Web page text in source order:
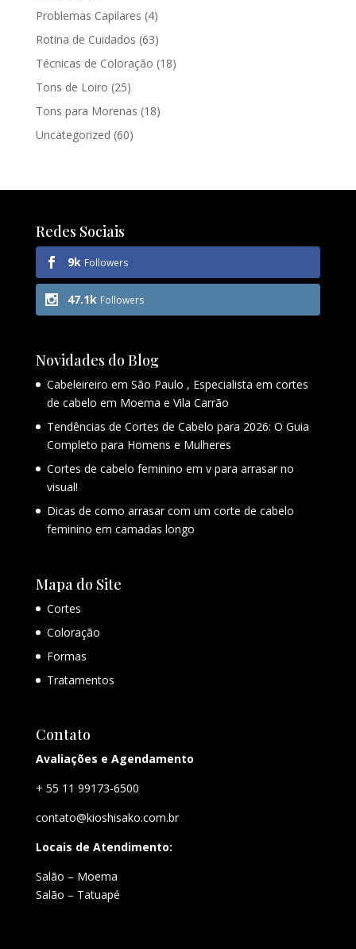
Problemas Capilares (4)
Rotina de Cuidados (63)
Técnicas de Coloração (18)
Tons de Loiro (25)
Tons para Morenas (18)
Uncategorized (60)
Redes Sociais
9k Followers
47.1k Followers
Novidades do Blog
Cabeleireiro em São Paulo , Especialista em cortes
de cabelo em Moema e Vila Carrão
Tendências de Cortes de Cabelo para 2026: O Guia
Completo para Homens e Mulheres
Cortes de cabelo feminino em v para arrasar no
visual!
Dicas de como arrasar com um corte de cabelo
feminino em camadas longo
Mapa do Site
Cortes
Coloração
Formas
Tratamentos
Contato
Avaliações e Agendamento
+ 55 11 99173-6500
contato@kioshisako.com.br
Locais de Atendimento:
Salão – Moema
Salão – Tatuapé